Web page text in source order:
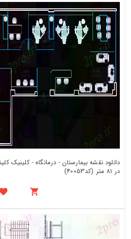
در 81 متر (کد40053)